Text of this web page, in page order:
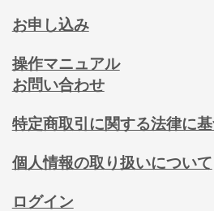
お申し込み
操作マニュアル
お問い合わせ
特定商取引に関する法律に
個人情報の取り扱いについて
ログイン